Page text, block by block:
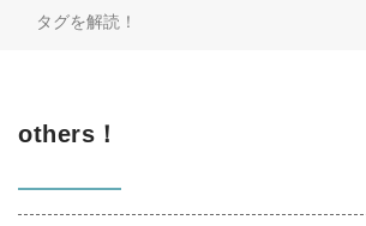
タグを解読！
others！